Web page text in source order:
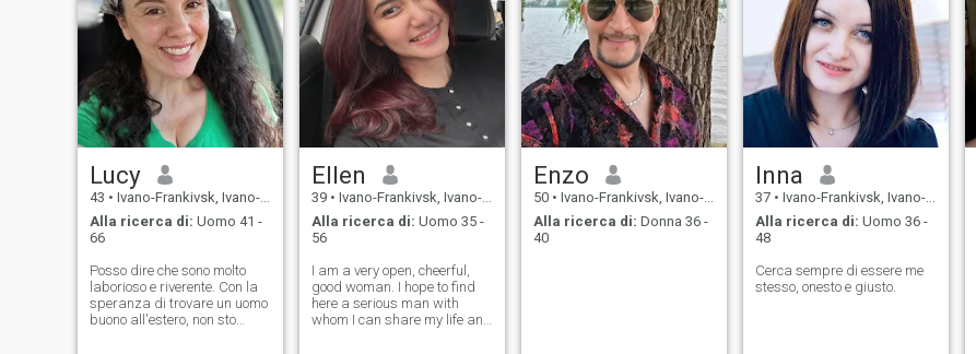
Lucy
43 • Ivano-Frankivsk, Ivano-Frankivs'k, Ucraina
Alla ricerca di: Uomo 41 -
66
Posso dire che sono molto
laborioso e riverente. Con la
speranza di trovare un uomo
buono all'estero, non sto
Ellen
39 • Ivano-Frankivsk, Ivano-Frankivs'k, Ucraina
Alla ricerca di: Uomo 35 -
56
I am a very open, cheerful,
good woman. I hope to find
here a serious man with
whom I can share my life and
Enzo
50 • Ivano-Frankivsk, Ivano-Frankivs'k, Ucraina
Alla ricerca di: Donna 36 -
40
Inna
37 • Ivano-Frankivsk, Ivano-Frankivs'k, Ucraina
Alla ricerca di: Uomo 36 -
48
Cerca sempre di essere me
stesso, onesto e giusto.